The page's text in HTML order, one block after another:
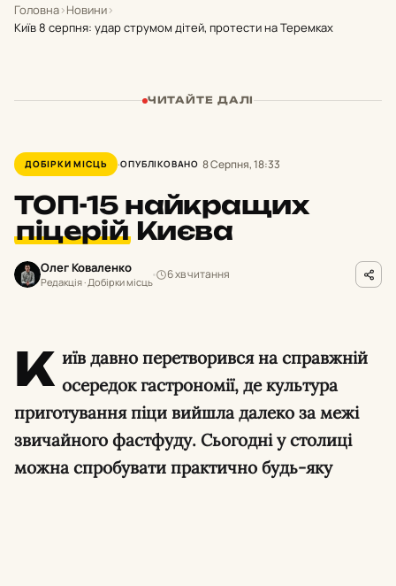
Головна›Новини›
Київ 8 серпня: удар струмом дітей, протести на Теремках
ЧИТАЙТЕ ДАЛІ
ДОБІРКИ МІСЦЬ ОПУБЛІКОВАНО 8 Серпня, 18:33
ТОП-15 найкращих
піцерійКиєва
Олег Коваленко
Редакція · Добірки місць
6 хв читання
К иїв давно перетворився на справжній
осередок гастрономії, де культура
приготування піци вийшла далеко за межі
звичайного фастфуду. Сьогодні у столиці
можна спробувати практично будь-яку